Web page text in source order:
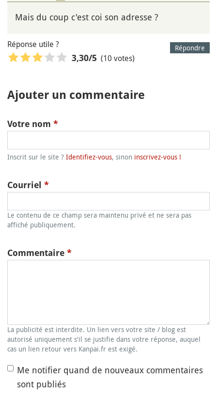
Mais du coup c'est coi son adresse ?
Répondre
Réponse utile ?
3,30/5 (10 votes)
Ajouter un commentaire
Votre nom *
Inscrit sur le site ? Identifiez-vous, sinon inscrivez-vous !
Courriel *
Le contenu de ce champ sera maintenu privé et ne sera pas
affiché publiquement.
Commentaire *
La publicité est interdite. Un lien vers votre site / blog est
autorisé uniquement s'il se justifie dans votre réponse, auquel
cas un lien retour vers Kanpai.fr est exigé.
Me notifier quand de nouveaux commentaires
sont publiés